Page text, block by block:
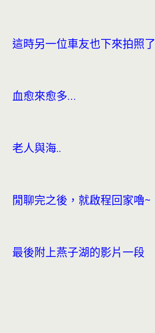
這時另一位車友也下來拍照了
血愈來愈多…
老人與海..
閒聊完之後，就啟程回家嚕~
最後附上燕子湖的影片一段